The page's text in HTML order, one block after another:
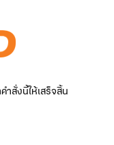
สั่งนี้ให้เสร็จสิ้น